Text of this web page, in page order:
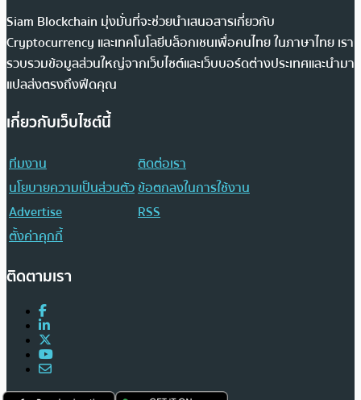
Siam Blockchain มุ่งมั่นที่จะช่วยนำเสนอสารเกี่ยวกับ
Cryptocurrency และเทคโนโลยีบล็อกเชนเพื่อคนไทย ในภาษาไทย เรา
รวบรวมข้อมูลส่วนใหญ่จากเว็บไซต์และเว็บบอร์ดต่างประเทศและนำมา
แปลส่งตรงถึงฟีดคุณ
เกี่ยวกับเว็บไซต์นี้
ทีมงาน
ติดต่อเรา
นโยบายความเป็นส่วนตัวข้อตกลงในการใช้งาน
Advertise
RSS
ตั้งค่าคุกกี้
ติดตามเรา